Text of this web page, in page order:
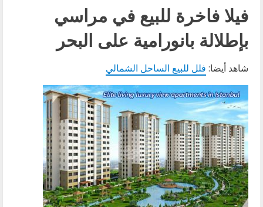
فيلا فاخرة للبيع في مراسي
بإطلالة بانورامية على البحر
شاهد أيضا:فلل للبيع الساحل الشمالي